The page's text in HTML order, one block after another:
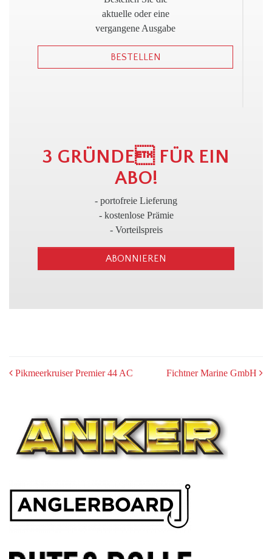
aktuelle oder eine
vergangene Ausgabe
BESTELLEN
3
3 GRÜNDE FÜR EIN
ABO!
- portofreie Lieferung
- kostenlose Prämie
- Vorteilspreis
ABONNIEREN
POST
Pikmeerkruiser Premier 44 AC Fichtner Marine GmbH